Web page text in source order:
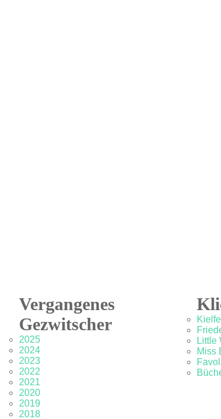
Vergangenes
Gezwitscher
2025
2024
2023
2022
2021
2020
2019
2018
Little
Miss